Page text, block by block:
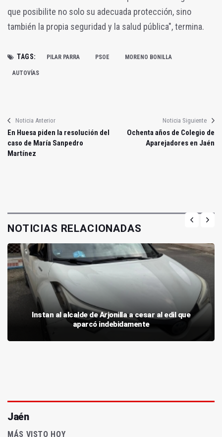
que posibilite no solo su adecuada protección, sino
también la propia seguridad y la salud pública", termina.
TAGS: PILAR PARRA PSOE MORENO BONILLA
AUTOVÍAS
Noticia Anterior
En Huesa piden la resolución del
caso de María Sanpedro
Martínez
Noticia Siguiente
Ochenta años de Colegio de
Aparejadores en Jaén
NOTICIAS RELACIONADAS
Instan al alcalde de Arjonilla a cesar al edil que
aparcó indebidamente
Jaén
MÁS VISTO HOY